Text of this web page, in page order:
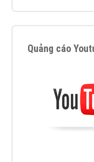
Quảng cáo